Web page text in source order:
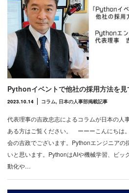
Pythonイベントで他社の採用方法を見
2023.10.14 コラム, 日本の人事部掲載記事
代表理事の吉政忠志によるコラムが日本の人
ある方はご覧ください。 ーーーこんにちは
会の吉政でございます。Pythonエンジニアの
いと思います。PythonはAIや機械学習、ビッ
動化や…